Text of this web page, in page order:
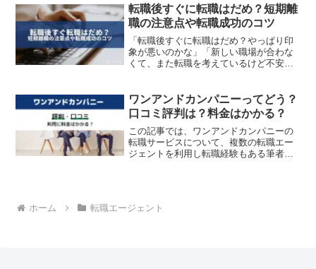
と、ハタラクティブの退会は公式サイト
の退会フォームからの連絡で簡...
転職後すぐに転職はだめ？短期離
職の注意点や転職成功のコツ
「転職後すぐに転職はだめ？やっぱり印
象が悪いのかな」「新しい職場が合わな
くて、また転職を考えているけど不安」
てもミスマッチを感じて早くも転職を検
討している人もいるでしょう。...
ワンアンドカンパニーってどう？
口コミ評判は？料金はかかる？
この記事では、ワンアンドカンパニーの
転職サービスについて、複数の転職エー
ジェントを利用し転職経験もある筆者が
ホーム
転職エージェント